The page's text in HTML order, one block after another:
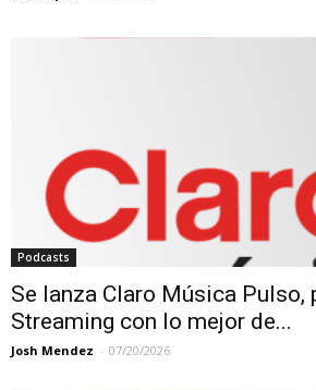
Podcasts
Se lanza Claro Música Pulso,
Streaming con lo mejor de...
Josh Mendez - 07/20/2026